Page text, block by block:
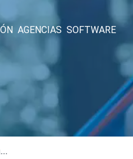
AGENCIAS SOFTWARE